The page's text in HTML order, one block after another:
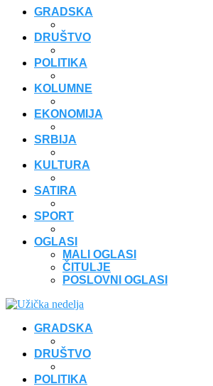
GRADSKA
DRUŠTVO
POLITIKA
KOLUMNE
EKONOMIJA
SRBIJA
KULTURA
SATIRA
SPORT
OGLASI
MALI OGLASI
ČITULJE
POSLOVNI OGLASI
GRADSKA
DRUŠTVO
POLITIKA